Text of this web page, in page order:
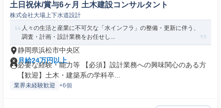
土日祝休/賞与6ヶ月 土木建設コンサルタント
株式会社大場上下水道設計
人々の生活と産業に不可欠な「水インフラ」の整備・更新に伴う、
調査・計画・設計業務をお任せし...
静岡県浜松市中央区
月給24万円以上
必要な経験・能力等 【必須】設計業務への興味関心のある方
【歓迎】土木・建築系の学科卒...
業界未経験歓迎 +6個